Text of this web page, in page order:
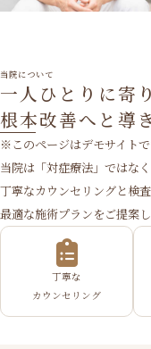
一人ひとりに寄
根本改善へと導
当院について
※このページはデモサイトで
当院は「対症療法」ではな
丁寧なカウンセリングと検
最適な施術プランをご提案し
丁寧な
カウンセリング